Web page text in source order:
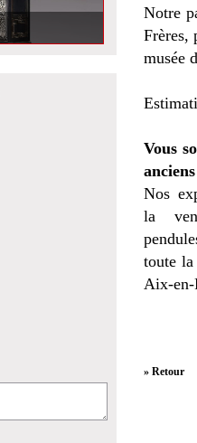
Notre
Frères,
musée
Vous
Nos
la
toute
Aix-en-
» Retour